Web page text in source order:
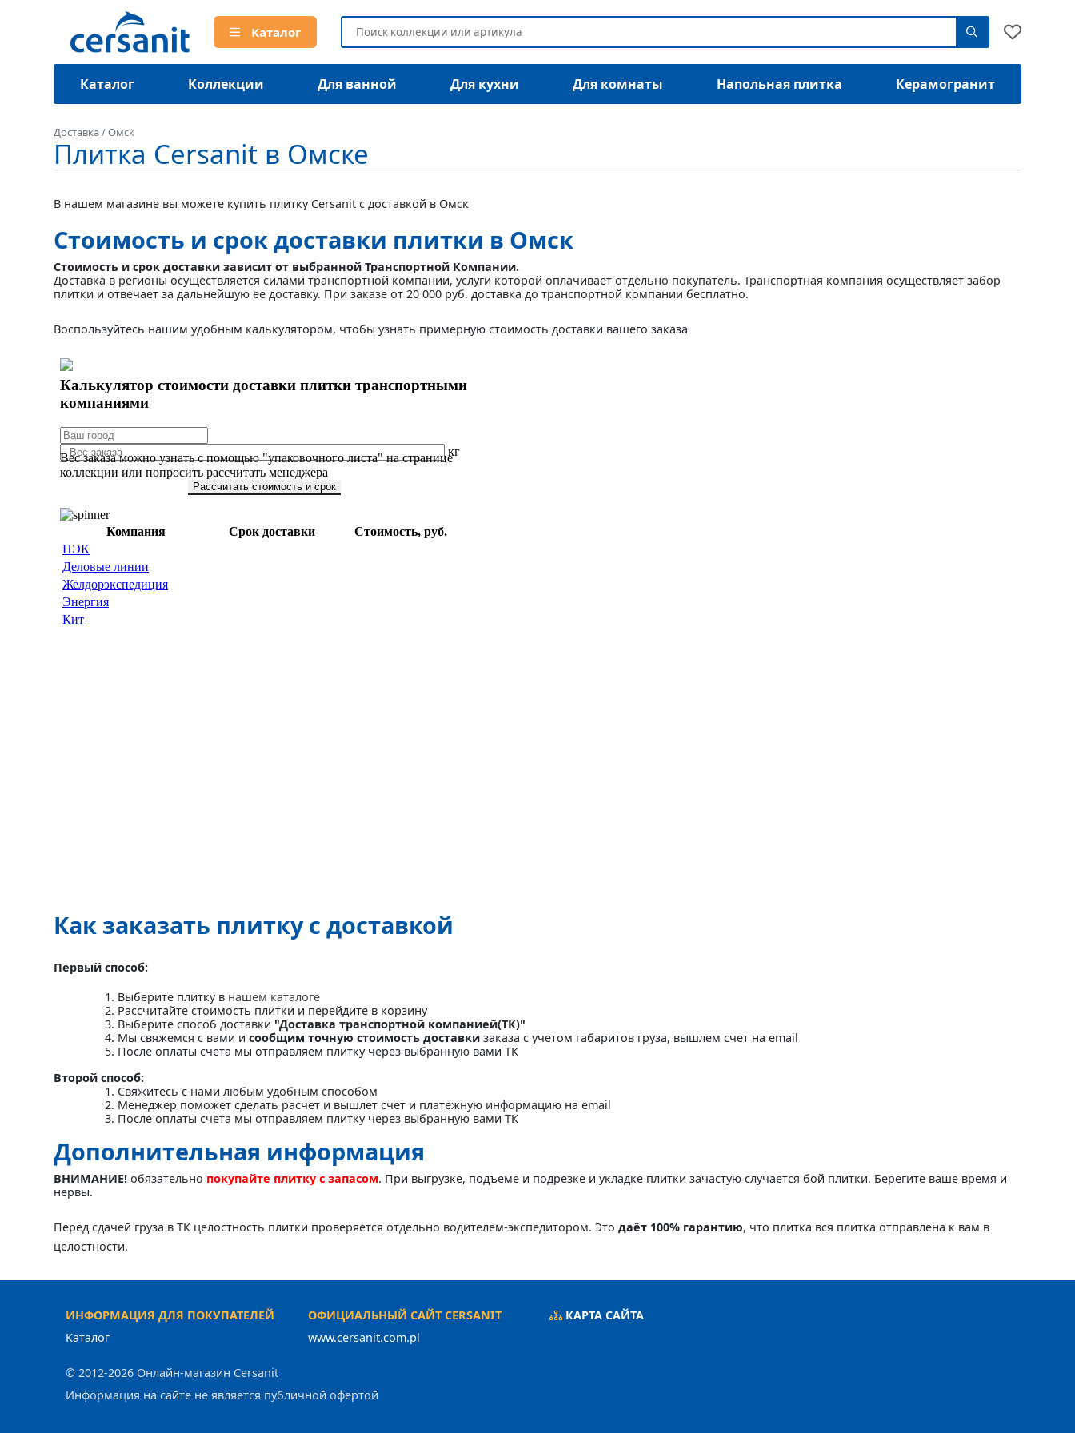
Каталог
Каталог Коллекции Для ванной Для кухни Для комнаты Напольная плитка Керамогранит
Доставка/Омск
Плитка Cersanit в Омске
В нашем магазине вы можете купить плитку Cersanit с доставкой в Омск
Стоимость и срок доставки плитки в Омск
Стоимость и срок доставки зависит от выбранной Транспортной Компании.
Доставка в регионы осуществляется силами транспортной компании, услуги которой оплачивает отдельно покупатель. Транспортная компания осуществляет забор
плитки и отвечает за дальнейшую ее доставку. При заказе от 20 000 руб. доставка до транспортной компании бесплатно.
Воспользуйтесь нашим удобным калькулятором, чтобы узнать примерную стоимость доставки вашего заказа
Как заказать плитку с доставкой
Первый способ:
Выберите плитку в нашем каталоге
Рассчитайте стоимость плитки и перейдите в корзину
Выберите способ доставки "Доставка транспортной компанией(ТК)"
Мы свяжемся с вами и сообщим точную стоимость доставки заказа с учетом габаритов груза, вышлем счет на email
После оплаты счета мы отправляем плитку через выбранную вами ТК
Второй способ:
Свяжитесь с нами любым удобным способом
Менеджер поможет сделать расчет и вышлет счет и платежную информацию на email
После оплаты счета мы отправляем плитку через выбранную вами ТК
Дополнительная информация
ВНИМАНИЕ! обязательно покупайте плитку с запасом. При выгрузке, подъеме и подрезке и укладке плитки зачастую случается бой плитки. Берегите ваше время и
нервы.
Перед сдачей груза в ТК целостность плитки проверяется отдельно водителем-экспедитором. Это даёт 100% гарантию, что плитка вся плитка отправлена к вам в
целостности.
ИНФОРМАЦИЯ ДЛЯ ПОКУПАТЕЛЕЙ
Каталог
ОФИЦИАЛЬНЫЙ САЙТ CERSANIT
www.cersanit.com.pl
КАРТА САЙТА
© 2012-2026 Онлайн-магазин Cersanit
Информация на сайте не является публичной офертой